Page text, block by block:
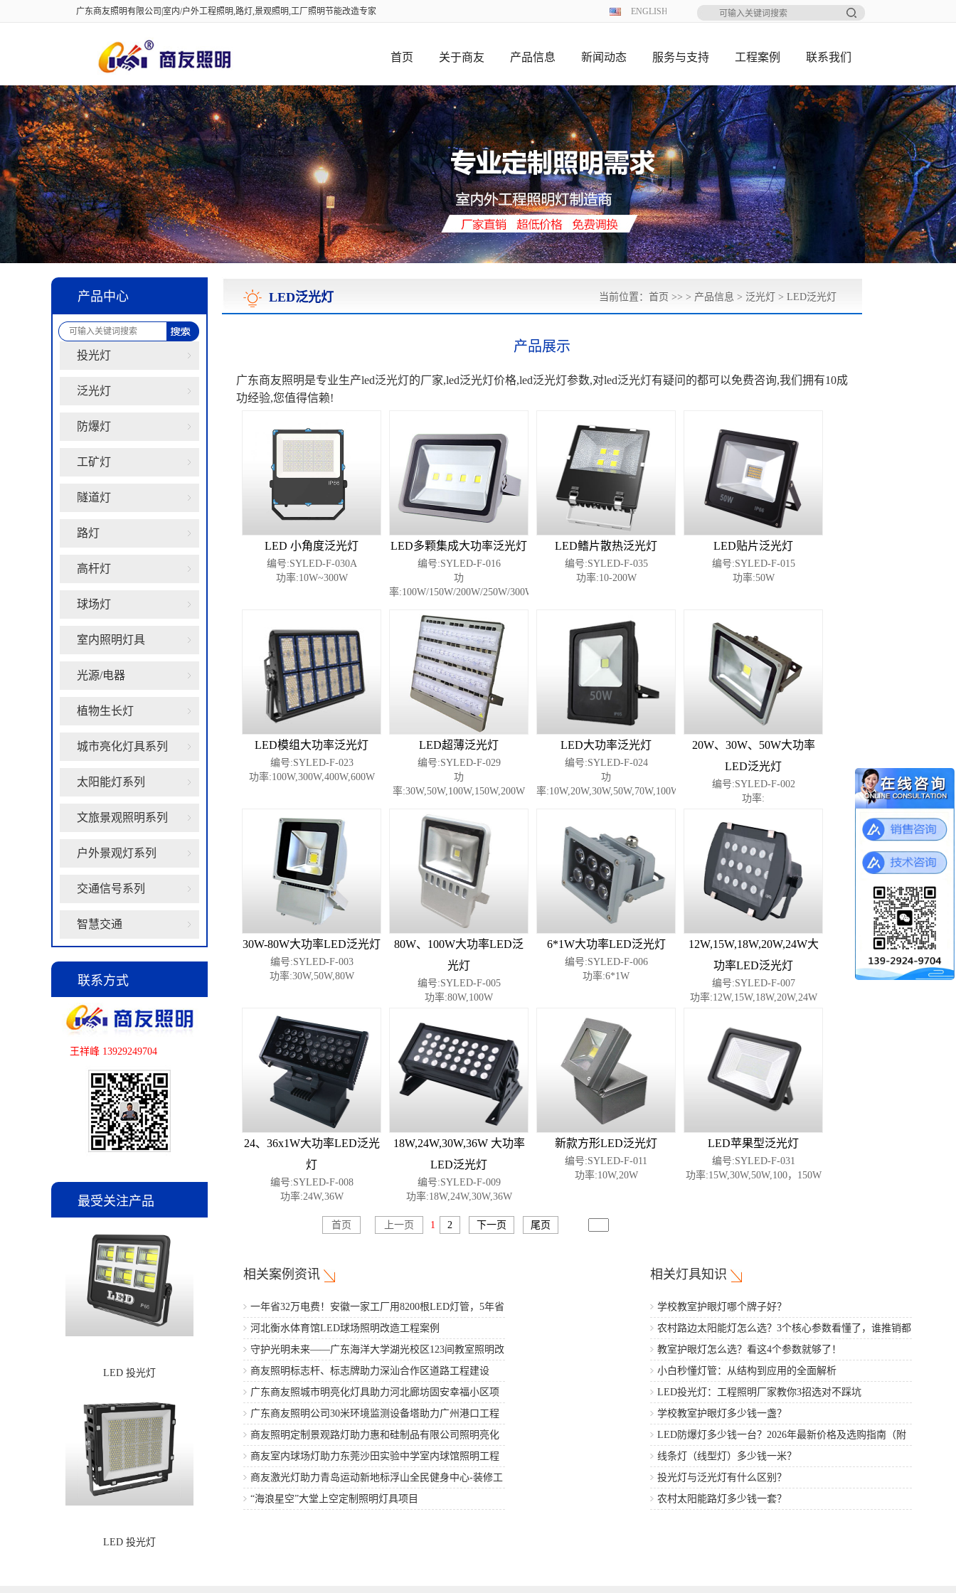
广东商友照明有限公司|室内/户外工程照明,路灯,景观照明,工厂照明节能改造专家 ENGLISH
首页 关于商友 产品信息 新闻动态 服务与支持 工程案例 联系我们
产品中心
投光灯
泛光灯
防爆灯
工矿灯
隧道灯
路灯
高杆灯
球场灯
室内照明灯具
光源/电器
植物生长灯
城市亮化灯具系列
太阳能灯系列
文旅景观照明系列
户外景观灯系列
交通信号系列
智慧交通
联系方式
王祥峰 13929249704
最受关注产品
LED 投光灯
LED 投光灯
当前位置： 首页 >> > 产品信息 > 泛光灯 > LED泛光灯
LED泛光灯
产品展示
广东商友照明是专业生产led泛光灯的厂家,led泛光灯价格,led泛光灯参数,对led泛光灯有疑问的都可以免费咨询,我们拥有10成
功经验,您值得信赖!
LED 小角度泛光灯
编号:SYLED-F-030A
功率:10W~300W
LED多颗集成大功率泛光灯
编号:SYLED-F-016
功
率:100W/150W/200W/250W/300W
LED鳍片散热泛光灯
编号:SYLED-F-035
功率:10-200W
LED贴片泛光灯
编号:SYLED-F-015
功率:50W
LED模组大功率泛光灯
编号:SYLED-F-023
功率:100W,300W,400W,600W
LED超薄泛光灯
编号:SYLED-F-029
功
率:30W,50W,100W,150W,200W
LED大功率泛光灯
编号:SYLED-F-024
功
率:10W,20W,30W,50W,70W,100W,150W,200W,300W,400W
20W、30W、50W大功率
LED泛光灯
编号:SYLED-F-002
功率:
30W-80W大功率LED泛光灯
编号:SYLED-F-003
功率:30W,50W,80W
80W、100W大功率LED泛
光灯
编号:SYLED-F-005
功率:80W,100W
6*1W大功率LED泛光灯
编号:SYLED-F-006
功率:6*1W
12W,15W,18W,20W,24W大
功率LED泛光灯
编号:SYLED-F-007
功率:12W,15W,18W,20W,24W
24、36x1W大功率LED泛光
灯
编号:SYLED-F-008
功率:24W,36W
18W,24W,30W,36W 大功率
LED泛光灯
编号:SYLED-F-009
功率:18W,24W,30W,36W
新款方形LED泛光灯
编号:SYLED-F-011
功率:10W,20W
LED苹果型泛光灯
编号:SYLED-F-031
功率:15W,30W,50W,100，150W
首页 上一页 1 2 下一页 尾页
相关案例资讯
一年省32万电费！安徽一家工厂用8200根LED灯管，5年省
出一辆豪车
河北衡水体育馆LED球场照明改造工程案例
守护光明未来——广东海洋大学湖光校区123间教室照明改
造工程案例
商友照明标志杆、标志牌助力深汕合作区道路工程建设
广东商友照城市明亮化灯具助力河北廊坊固安幸福小区项
目建设
广东商友照明公司30米环境监测设备塔助力广州港口工程
商友照明定制景观路灯助力惠和硅制品有限公司照明亮化
建设
商友室内球场灯助力东莞沙田实验中学室内球馆照明工程
项目
商友激光灯助力青岛运动新地标浮山全民健身中心-装修工
程
“海浪星空”大堂上空定制照明灯具项目
相关灯具知识
学校教室护眼灯哪个牌子好？
农村路边太阳能灯怎么选？3个核心参数看懂了，谁推销都
不怕
教室护眼灯怎么选？看这4个参数就够了！
小白秒懂灯管：从结构到应用的全面解析
LED投光灯：工程照明厂家教你3招选对不踩坑
学校教室护眼灯多少钱一盏？
LED防爆灯多少钱一台？2026年最新价格及选购指南（附
厂家推荐）
线条灯（线型灯）多少钱一米？
投光灯与泛光灯有什么区别？
农村太阳能路灯多少钱一套？